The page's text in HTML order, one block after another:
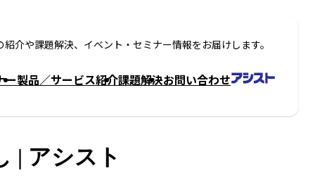
介や課題解決、イベント・セミナー情報をお届けします。
ー製品／サービス紹介課題解決お問い合わせ
| アシスト